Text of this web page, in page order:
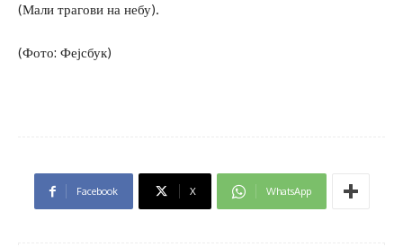
(Мали трагови на небу).
(Фото: Фејсбук)
Facebook X WhatsApp